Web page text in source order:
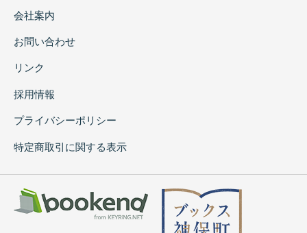
会社案内
お問い合わせ
リンク
採用情報
プライバシーポリシー
特定商取引に関する表示